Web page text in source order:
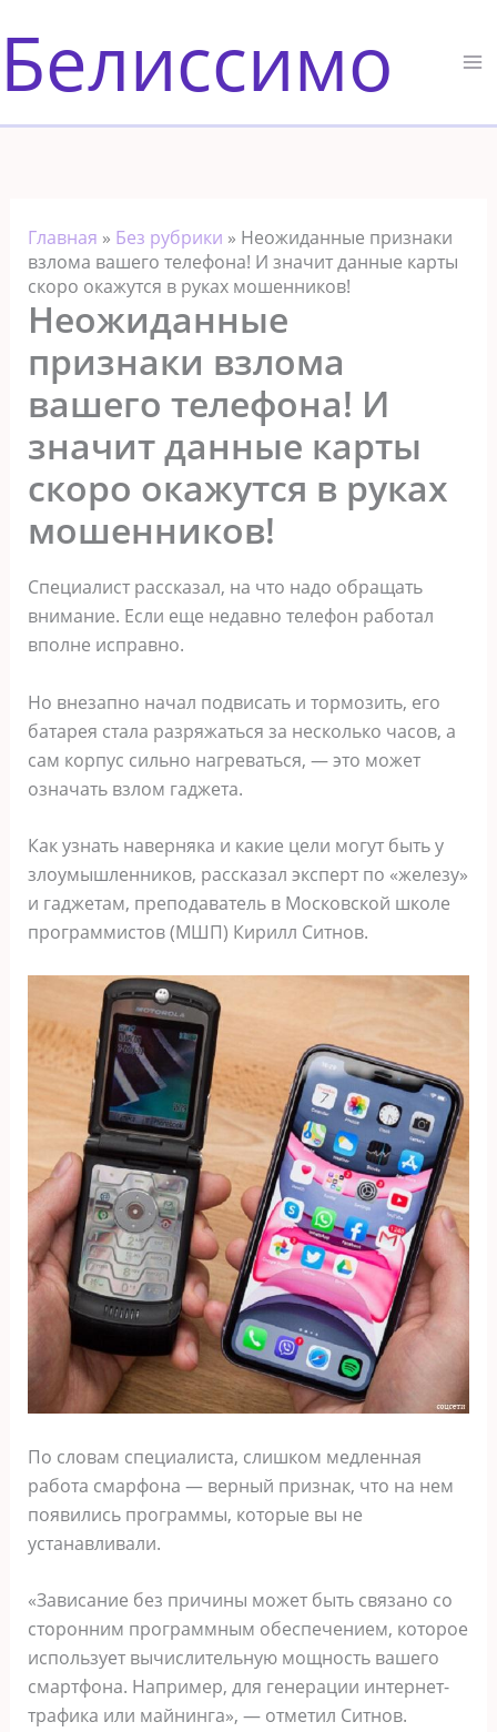
к
содержимому
Белиссимо
Главная » Без рубрики » Неожиданные признаки
взлома вашего телефона! И значит данные карты
скоро окажутся в руках мошенников!
Неожиданные
признаки взлома
вашего телефона! И
значит данные карты
скоро окажутся в руках
мошенников!
Специалист рассказал, на что надо обращать
внимание. Если еще недавно телефон работал
вполне исправно.
Но внезапно начал подвисать и тормозить, его
батарея стала разряжаться за несколько часов, а
сам корпус сильно нагреваться, — это может
означать взлом гаджета.
Как узнать наверняка и какие цели могут быть у
злоумышленников, рассказал эксперт по «железу»
и гаджетам, преподаватель в Московской школе
программистов (МШП) Кирилл Ситнов.
По словам специалиста, слишком медленная
работа смарфона — верный признак, что на нем
появились программы, которые вы не
устанавливали.
«Зависание без причины может быть связано со
сторонним программным обеспечением, которое
использует вычислительную мощность вашего
смартфона. Например, для генерации интернет-
трафика или майнинга», — отметил Ситнов.